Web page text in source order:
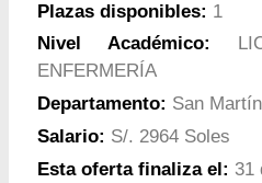
Plazas disponibles: 1
Nivel Académico:
ENFERMERÍA
Departamento: San Martín
Salario: S/. 2964 Soles
Esta oferta finaliza el: 31